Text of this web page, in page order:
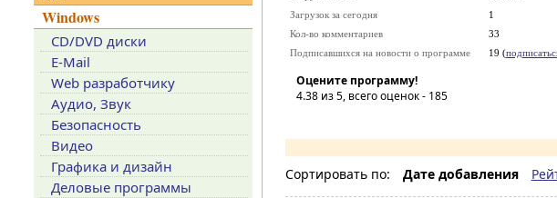
Загрузок за сегодня
1
Кол-во комментариев
33
Подписавшихся на новости о программе
19 (
Оцените программу!
4.38из 5, всего оценок - 185
Сортировать по: Дате добавления
Windows
CD/DVD диски
E-Mail
Web разработчику
Аудио, Звук
Безопасность
Видео
Графика и дизайн
Деловые программы